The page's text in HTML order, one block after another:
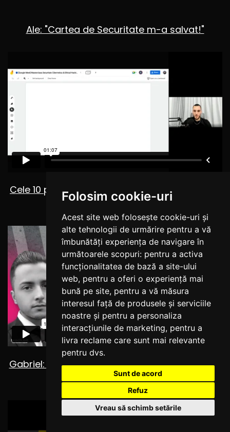
Folosim cookie-uri
Acest site web folosește cookie-uri și
alte tehnologii de urmărire pentru a vă
îmbunătăți experiența de navigare în
următoarele scopuri: pentru a activa
funcționalitatea de bază a site-ului
web, pentru a oferi o experiență mai
bună pe site, pentru a vă măsura
interesul față de produsele și serviciile
noastre și pentru a personaliza
interacțiunile de marketing, pentru a
livra reclame care sunt mai relevante
pentru dvs.
Sunt de acord
Refuz
Vreau să schimb setările
Ale: "Cartea de Securitate m-a salvat!"
Cele 10 persoane care s-au angajat in IT FARA
experienta anterioara
Gabriel: "Mentoratul cu tine mi-a fost de mare
ajutor!"